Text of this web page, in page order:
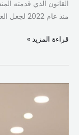
القانون الذي قدمته
منذ عام 2022 لجعل العاصمة منطقة خالية
قراءة المزيد »